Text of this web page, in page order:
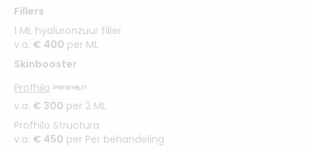
Fillers
1 ML hyaluronzuur filler
v.a. € 400 per ML
Skinbooster
Profhilo
v.a. € 300 per 2 ML
Profhilo Structura
v.a. € 450 per Per behandeling